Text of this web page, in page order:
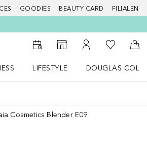
GOODIES BEAUTY CARD FILIALEN
Zum Storefinder
Zu Meinem
Zu Meiner
LIFESTYLE
DOUGLAS
Cosmetics Blender E09